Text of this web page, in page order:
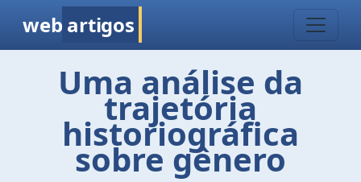
web artigos
Uma análise da
trajetória
historiográfica
sobre gênero